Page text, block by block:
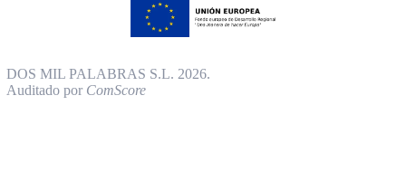
DOS MIL PALABRAS S.L. 2026.
Auditado por ComScore